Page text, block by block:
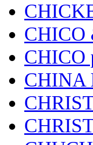
CHICO
CHICO
CHINA